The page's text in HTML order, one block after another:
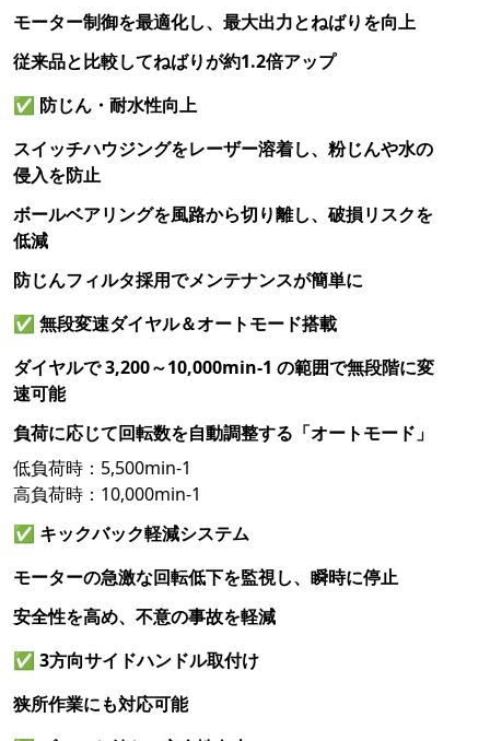
モーター制御を最適化し、最大出力とねばりを向上
従来品と比較してねばりが約1.2倍アップ
✅ 防じん・耐水性向上
スイッチハウジングをレーザー溶着し、粉じんや水の
侵入を防止
ボールベアリングを風路から切り離し、破損リスクを
低減
防じんフィルタ採用でメンテナンスが簡単に
✅ 無段変速ダイヤル＆オートモード搭載
ダイヤルで 3,200～10,000min-1 の範囲で無段階に変
速可能
負荷に応じて回転数を自動調整する「オートモード」
低負荷時：5,500min-1
高負荷時：10,000min-1
✅ キックバック軽減システム
モーターの急激な回転低下を監視し、瞬時に停止
安全性を高め、不意の事故を軽減
✅ 3方向サイドハンドル取付け
狭所作業にも対応可能